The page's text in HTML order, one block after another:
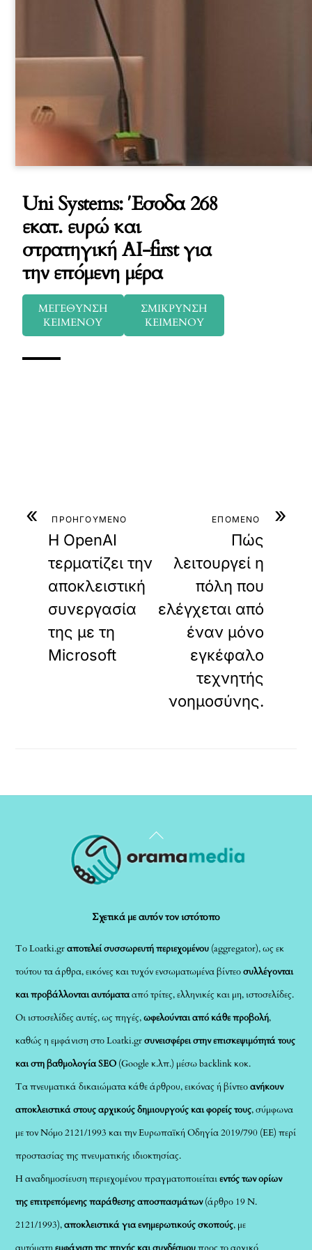
Uni Systems: Έσοδα 268
εκατ. ευρώ και
στρατηγική AI-first για
την επόμενη μέρα
ΜΕΓΕΘΥΝΣΗ
ΚΕΙΜΕΝΟΥ
ΣΜΙΚΡΥΝΣΗ
ΚΕΙΜΕΝΟΥ
« ΠΡΟΗΓΟΥΜΕΝΟ
Η OpenAI
τερματίζει την
αποκλειστική
συνεργασία
της με τη
Microsoft
»
ΕΠΟΜΕΝΟ
Πώς
λειτουργεί η
πόλη που
ελέγχεται από
έναν μόνο
εγκέφαλο
τεχνητής
νοημοσύνης.
Back
To
Σχετικά με αυτόν τον ιστότοπο
Το Loatki.grαποτελεί συσσωρευτή περιεχομένου (aggregator), ως εκ
τούτου τα άρθρα, εικόνες και τυχόν ενσωματωμένα βίντεοσυλλέγονται
και προβάλλονται αυτόματααπό τρίτες, ελληνικές και μη, ιστοσελίδες.
Οι ιστοσελίδες αυτές, ως πηγές,ωφελούνται από κάθε προβολή,
καθώς η εμφάνιση στο Loatki.grσυνεισφέρει στην επισκεψιμότητά τους
και στη βαθμολογία SEO (Google κ.λπ.) μέσω backlink κοκ.
Τα πνευματικά δικαιώματα κάθε άρθρου, εικόνας ή βίντεοανήκουν
αποκλειστικά στους αρχικούς δημιουργούς και φορείς τους, σύμφωνα
με τον Νόμο 2121/1993 και την Ευρωπαϊκή Οδηγία 2019/790 (ΕΕ) περί
προστασίας της πνευματικής ιδιοκτησίας.
Η αναδημοσίευση περιεχομένου πραγματοποιείταιεντός των ορίων
της επιτρεπόμενης παράθεσης αποσπασμάτων(άρθρο 19 Ν.
2121/1993),αποκλειστικά για ενημερωτικούς σκοπούς, με